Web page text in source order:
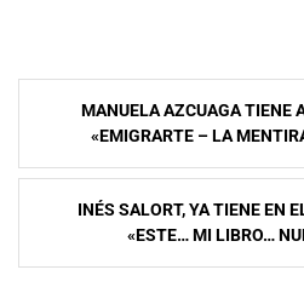
Navegación
entradas
MANUELA AZCUAGA TIENE
«EMIGRARTE – LA
INÉS SALORT, YA TIENE EN
«ESTE… MI LIBRO…